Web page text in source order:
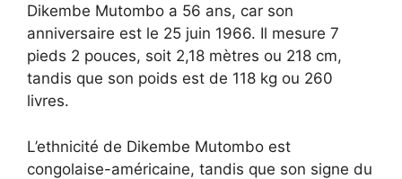
Dikembe Mutombo a 56 ans, car son
anniversaire est le 25 juin 1966. Il mesure 7
pieds 2 pouces, soit 2,18 mètres ou 218 cm,
tandis que son poids est de 118 kg ou 260
livres.
L’ethnicité de Dikembe Mutombo est
congolaise-américaine, tandis que son signe du